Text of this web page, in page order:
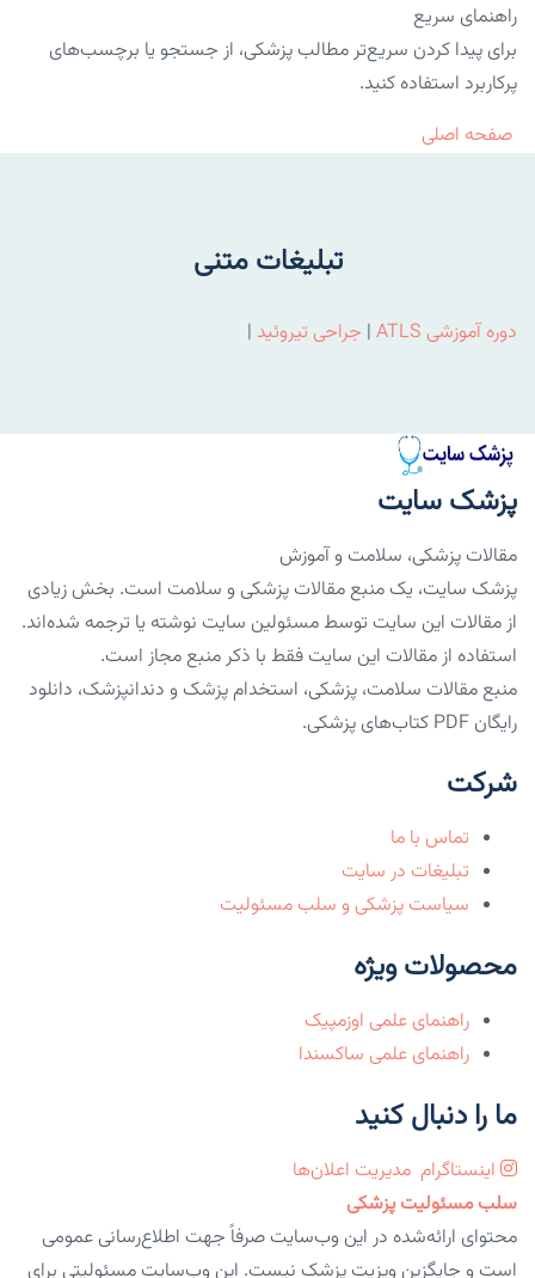
راهنمای سریع
برای پیدا کردن سریع‌تر مطالب پزشکی، از جستجو یا برچسب‌های
پرکاربرد استفاده کنید.
صفحه اصلی
تبلیغات متنی
دوره آموزشی ATLS | جراحی تیروئید |
پزشک سایت
مقالات پزشکی، سلامت و آموزش
پزشک سایت، یک منبع مقالات پزشکی و سلامت است. بخش زیادی
از مقالات این سایت توسط مسئولین سایت نوشته یا ترجمه شده‌اند.
استفاده از مقالات این سایت فقط با ذکر منبع مجاز است.
منبع مقالات سلامت، پزشکی، استخدام پزشک و دندانپزشک، دانلود
رایگان PDF کتاب‌های پزشکی.
شرکت
تماس با ما
تبلیغات در سایت
سیاست پزشکی و سلب مسئولیت
محصولات ویژه
راهنمای علمی اوزمپیک
راهنمای علمی ساکسندا
ما را دنبال کنید
اینستاگرام مدیریت اعلان‌ها
سلب مسئولیت پزشکی
محتوای ارائه‌شده در این وب‌سایت صرفاً جهت اطلاع‌رسانی عمومی
است و جایگزین ویزیت پزشک نیست. این وب‌سایت مسئولیتی برای